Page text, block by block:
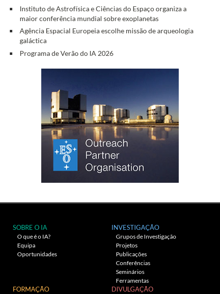
Instituto de Astrofísica e Ciências do Espaço organiza a
maior conferência mundial sobre exoplanetas
Agência Espacial Europeia escolhe missão de arqueologia
galáctica
Programa de Verão do IA 2026
SOBRE O IA
O que é o IA?
Equipa
Oportunidades
INVESTIGAÇÃO
Grupos de Investigação
Projetos
Publicações
Conferências
Seminários
Ferramentas
FORMAÇÃO DIVULGAÇÃO